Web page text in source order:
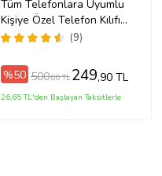
Tüm Telefonlara Uyumlu
Kişiye Özel Telefon Kılıfı
Tüm Modeller Açıklamada
(9)
%50 500,00 TL 249,90 TL
26,65 TL'den Başlayan Taksitlerle